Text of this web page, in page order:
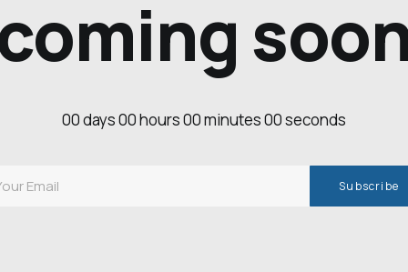
00days00hours00minutes00seconds